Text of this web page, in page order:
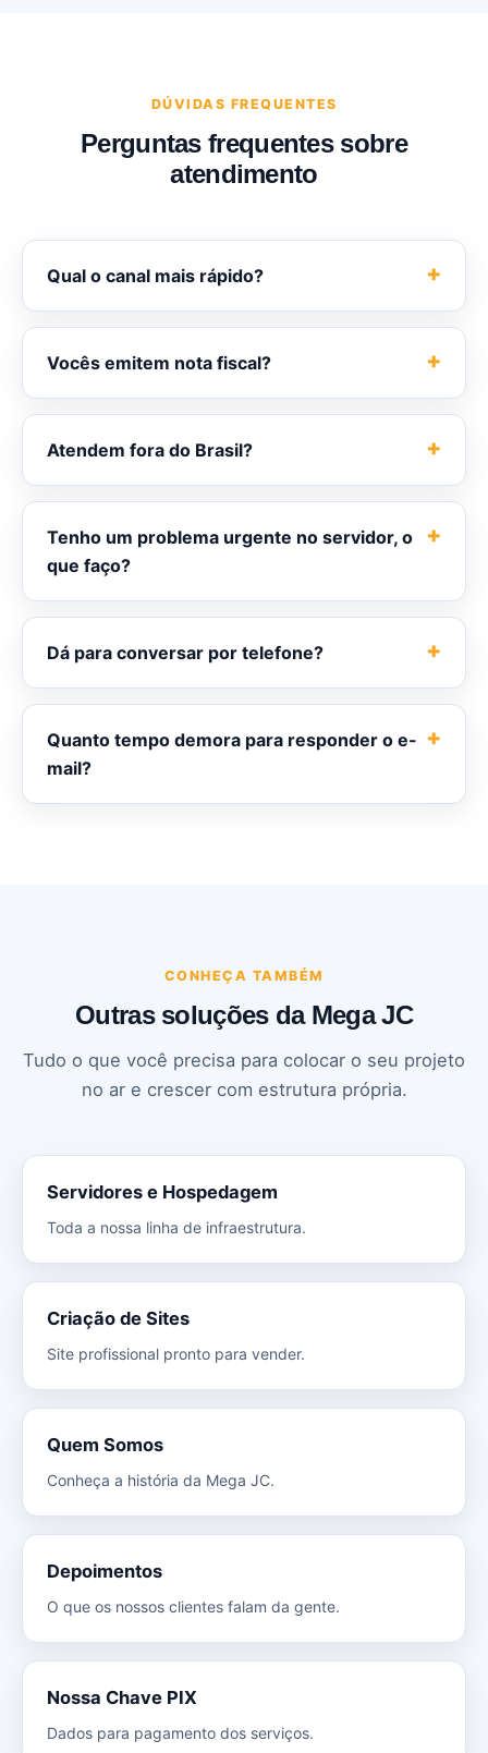
DÚVIDAS FREQUENTES
Perguntas frequentes sobre
atendimento
Qual o canal mais rápido?
Vocês emitem nota fiscal?
Atendem fora do Brasil?
Tenho um problema urgente no servidor, o
que faço?
Dá para conversar por telefone?
Quanto tempo demora para responder o e-
mail?
CONHEÇA TAMBÉM
Outras soluções da Mega JC
Tudo o que você precisa para colocar o seu projeto
no ar e crescer com estrutura própria.
Servidores e Hospedagem
Toda a nossa linha de infraestrutura.
Criação de Sites
Site profissional pronto para vender.
Quem Somos
Conheça a história da Mega JC.
Depoimentos
O que os nossos clientes falam da gente.
Nossa Chave PIX
Dados para pagamento dos serviços.